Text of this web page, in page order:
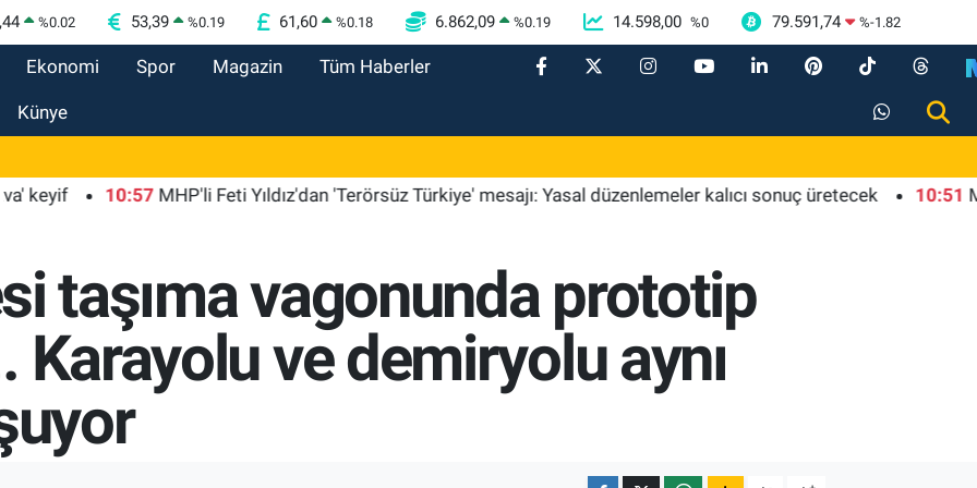
%0.02 53,39 %0.19 61,60 %0.18 6.862,09 %0.19 14.598,00 %0 79.591,74 %-1.82
Ekonomi Spor Magazin Tüm Haberler
Künye
10:57 MHP'li Feti Yıldız'dan 'Terörsüz Türkiye' mesajı: Yasal düzenlemeler kalıcı sonuç üretecek 10:51
taşıma vagonunda prototip
Karayolu ve demiryolu aynı